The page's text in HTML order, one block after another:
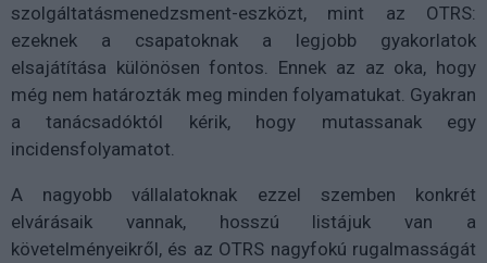
szolgáltatásmenedzsment-eszközt, mint az OTRS:
ezeknek a csapatoknak a legjobb gyakorlatok
elsajátítása különösen fontos. Ennek az az oka, hogy
még nem határozták meg minden folyamatukat. Gyakran
a tanácsadóktól kérik, hogy mutassanak egy
incidensfolyamatot.
A nagyobb vállalatoknak ezzel szemben konkrét
elvárásaik vannak, hosszú listájuk van a
követelményeikről, és az OTRS nagyfokú rugalmasságát